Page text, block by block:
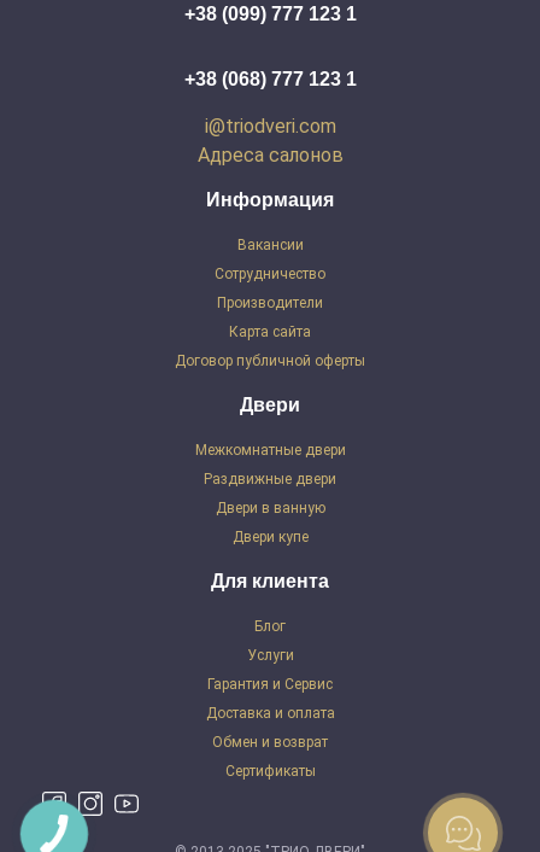
Информация
Вакансии
Сотрудничество
Производители
Карта сайта
Договор публичной оферты
Двери
Межкомнатные двери
Раздвижные двери
Двери в ванную
Двери купе
Для клиента
Блог
Услуги
Гарантия и Сервис
Доставка и оплата
Обмен и возврат
Сертификаты
+38 (099) 777 123 1
+38 (068) 777 123 1
i@triodveri.com
Адреса салонов